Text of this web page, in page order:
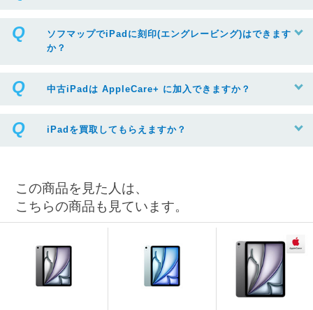
ソフマップでiPadに刻印(エングレービング)はできます
か？
中古iPadは AppleCare+ に加入できますか？
iPadを買取してもらえますか？
この商品を見た人は、
こちらの商品も見ています。